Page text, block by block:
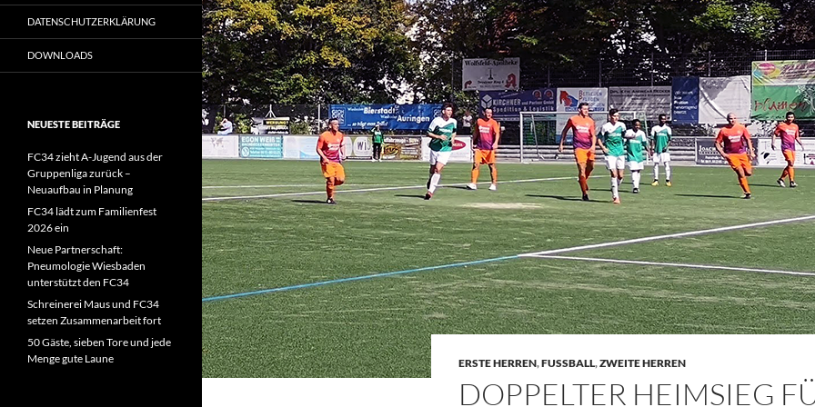
ERSTE HERREN,FUSSBALL,ZWEITE HERREN
DOPPELTER HEIMSIEG
DATENSCHUTZERKLÄRUNG
DOWNLOADS
NEUESTE BEITRÄGE
FC34 zieht A-Jugend aus der
Gruppenliga zurück –
Neuaufbau in Planung
FC34 lädt zum Familienfest
2026 ein
Neue Partnerschaft:
Pneumologie Wiesbaden
unterstützt den FC34
Schreinerei Maus und FC34
setzen Zusammenarbeit fort
50 Gäste, sieben Tore und jede
Menge gute Laune